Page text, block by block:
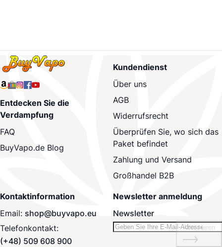
Entdecken Sie die
Verdampfung
FAQ
BuyVapo.de Blog
Kundendienst
Über uns
AGB
Widerrufsrecht
Überprüfen Sie, wo sich das
Paket befindet
Zahlung und Versand
Großhandel B2B
Kontaktinformation
Email: shop@buyvapo.eu
Telefonkontakt:
(+48) 509 608 900
Newsletter anmeldung
Newsletter
Abonnieren